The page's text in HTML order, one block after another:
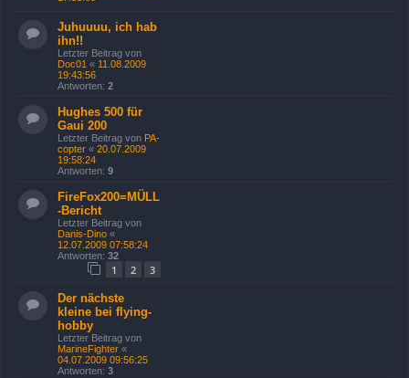
Juhuuuu, ich hab
ihn!!
Letzter Beitrag von
Doc01 « 11.08.2009
19:43:56
Antworten: 2
Hughes 500 für
Gaui 200
Letzter Beitrag von PA-
copter « 20.07.2009
19:58:24
Antworten: 9
FireFox200=MÜLL
-Bericht
Letzter Beitrag von
Danis-Dino «
12.07.2009 07:58:24
Antworten: 32
1 2 3
Der nächste
kleine bei flying-
hobby
Letzter Beitrag von
MarineFighter «
04.07.2009 09:56:25
Antworten: 3